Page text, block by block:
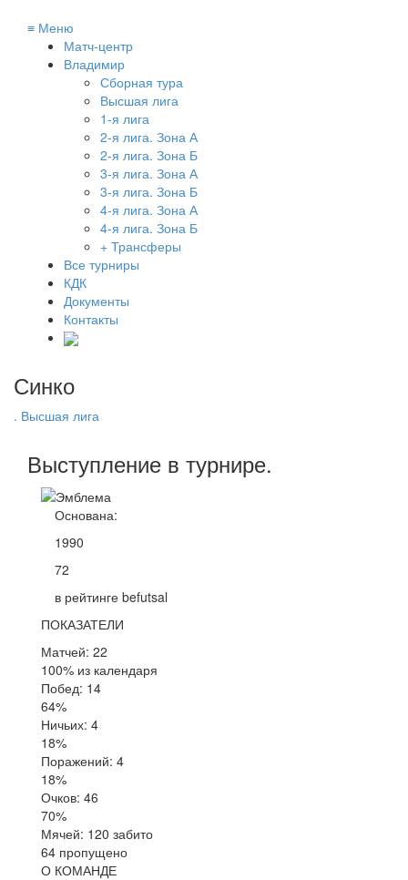
≡ Меню
Матч-центр
Владимир
Сборная тура
Высшая лига
1-я лига
2-я лига. Зона А
2-я лига. Зона Б
3-я лига. Зона А
3-я лига. Зона Б
4-я лига. Зона А
4-я лига. Зона Б
+ Трансферы
Все турниры
КДК
Документы
Контакты
Синко
. Высшая лига
Выступление в турнире.
Основана:
1990
72
в рейтинге befutsal
ПОКАЗАТЕЛИ
Матчей: 22
100% из календаря
Побед: 14
64%
Ничьих: 4
18%
Поражений: 4
18%
Очков: 46
70%
Мячей: 120 забито
64 пропущено
О КОМАНДЕ